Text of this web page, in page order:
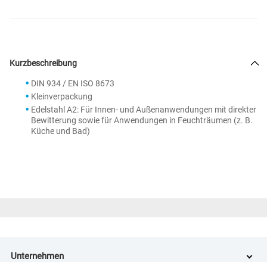
Kurzbeschreibung
DIN 934 / EN ISO 8673
Kleinverpackung
Edelstahl A2: Für Innen- und Außenanwendungen mit direkter
Bewitterung sowie für Anwendungen in Feuchträumen (z. B.
Küche und Bad)
Unternehmen